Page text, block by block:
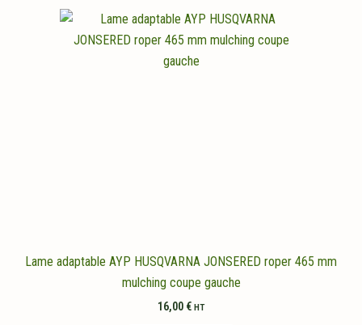
Lame adaptable AYP HUSQVARNA JONSERED roper 465 mm
mulching coupe gauche
16,00 € HT